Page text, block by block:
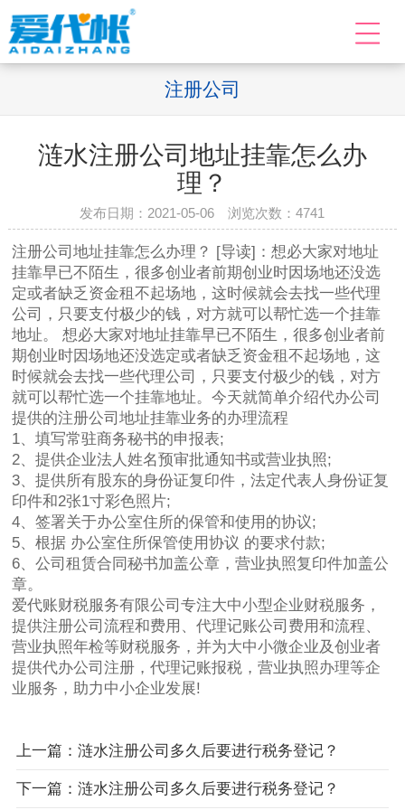
注册公司
涟水注册公司地址挂靠怎么办
理？
发布日期：2021-05-06 浏览次数：4741
注册公司地址挂靠怎么办理？ [导读]：想必大家对地址
挂靠早已不陌生，很多创业者前期创业时因场地还没选
定或者缺乏资金租不起场地，这时候就会去找一些代理
公司，只要支付极少的钱，对方就可以帮忙选一个挂靠
地址。 想必大家对地址挂靠早已不陌生，很多创业者前
期创业时因场地还没选定或者缺乏资金租不起场地，这
时候就会去找一些代理公司，只要支付极少的钱，对方
就可以帮忙选一个挂靠地址。今天就简单介绍代办公司
提供的注册公司地址挂靠业务的办理流程
1、填写常驻商务秘书的申报表;
2、提供企业法人姓名预审批通知书或营业执照;
3、提供所有股东的身份证复印件，法定代表人身份证复
印件和2张1寸彩色照片;
4、签署关于办公室住所的保管和使用的协议;
5、根据 办公室住所保管使用协议 的要求付款;
6、公司租赁合同秘书加盖公章，营业执照复印件加盖公
章。
爱代账财税服务有限公司专注大中小型企业财税服务，
提供注册公司流程和费用、代理记账公司费用和流程、
营业执照年检等财税服务，并为大中小微企业及创业者
提供代办公司注册，代理记账报税，营业执照办理等企
业服务，助力中小企业发展!
上一篇：涟水注册公司多久后要进行税务登记？
下一篇：涟水注册公司多久后要进行税务登记？